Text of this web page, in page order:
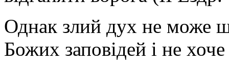
Однак злий дух не може
Божих заповідей і не